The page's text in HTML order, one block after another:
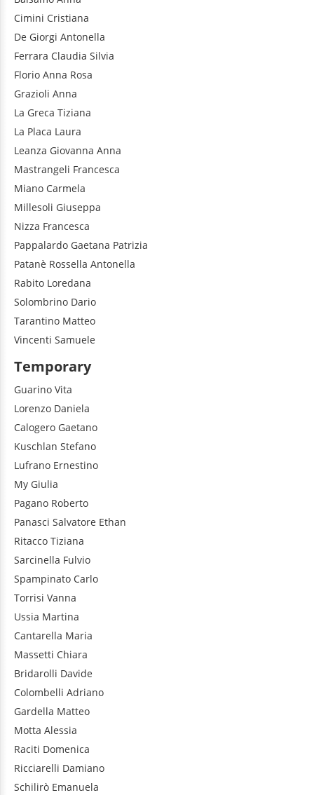
Cimini Cristiana
De Giorgi Antonella
Ferrara Claudia Silvia
Florio Anna Rosa
Grazioli Anna
La Greca Tiziana
La Placa Laura
Leanza Giovanna Anna
Mastrangeli Francesca
Miano Carmela
Millesoli Giuseppa
Nizza Francesca
Pappalardo Gaetana Patrizia
Patanè Rossella Antonella
Rabito Loredana
Solombrino Dario
Tarantino Matteo
Vincenti Samuele
Temporary
Guarino Vita
Lorenzo Daniela
Calogero Gaetano
Kuschlan Stefano
Lufrano Ernestino
My Giulia
Pagano Roberto
Panasci Salvatore Ethan
Ritacco Tiziana
Sarcinella Fulvio
Spampinato Carlo
Torrisi Vanna
Ussia Martina
Cantarella Maria
Massetti Chiara
Bridarolli Davide
Colombelli Adriano
Gardella Matteo
Motta Alessia
Raciti Domenica
Ricciarelli Damiano
Schilirò Emanuela